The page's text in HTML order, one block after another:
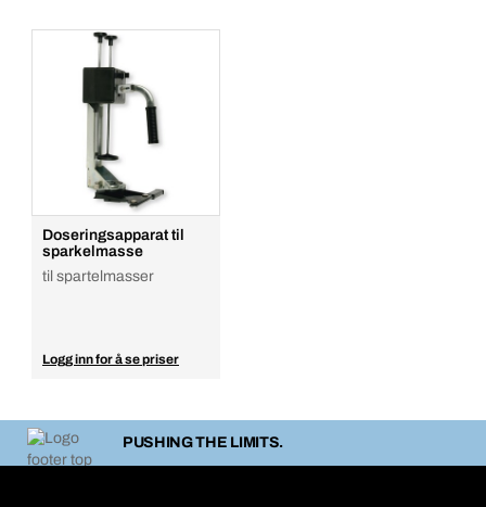
Doseringsapparat til
sparkelmasse
til spartelmasser
Logg inn for å se priser
PUSHING THE LIMITS.